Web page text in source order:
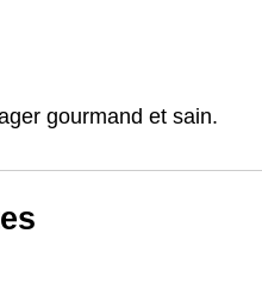
gourmand et sain.